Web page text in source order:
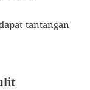
tantangan